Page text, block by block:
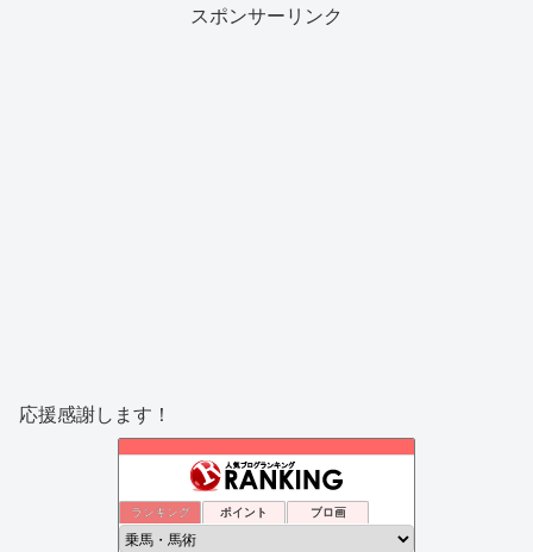
スポンサーリンク
応援感謝します！
ランキング ポイント ブロ画